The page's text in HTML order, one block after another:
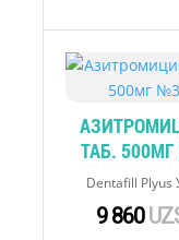
ТАБ.
Dentafill Plyus
9 860